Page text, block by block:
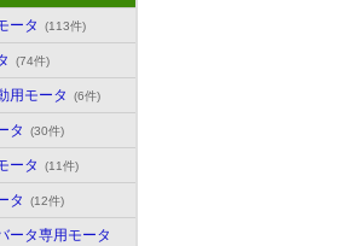
ータ (113件)
(74件)
用モータ (6件)
タ (30件)
ータ (11件)
タ (12件)
ータ専用モータ